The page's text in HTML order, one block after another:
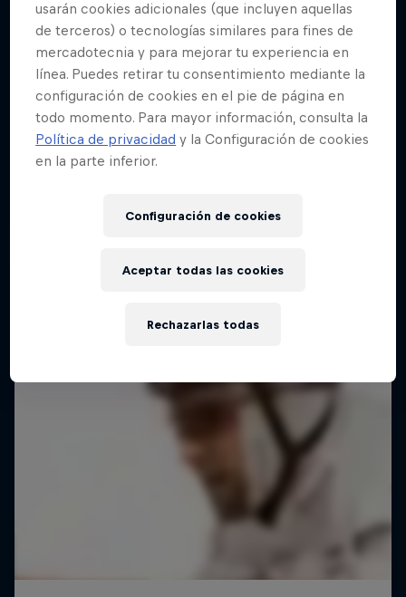
usarán cookies adicionales (que incluyen aquellas
de terceros) o tecnologías similares para fines de
mercadotecnia y para mejorar tu experiencia en
línea. Puedes retirar tu consentimiento mediante la
configuración de cookies en el pie de página en
todo momento. Para mayor información, consulta la
Política de privacidad y la Configuración de cookies
en la parte inferior.
Configuración de cookies
Rechazarlas todas
Aceptar todas las cookies